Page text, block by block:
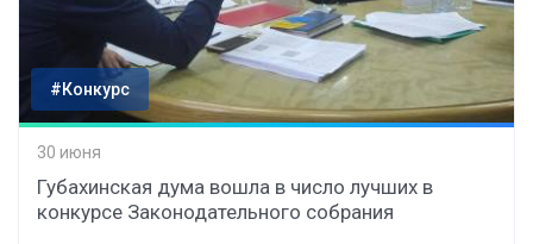
#Конкурс
30 июня
Губахинская дума вошла в число лучших в
конкурсе Законодательного собрания